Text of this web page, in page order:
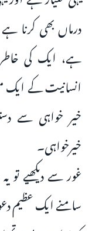
درماں بھی کرنا
ہے، ایک کی
انسانیت کے
خیر خواہی سے
خیرخواہی۔
غور سے دیکھیے تو
سامنے ایک عظیم